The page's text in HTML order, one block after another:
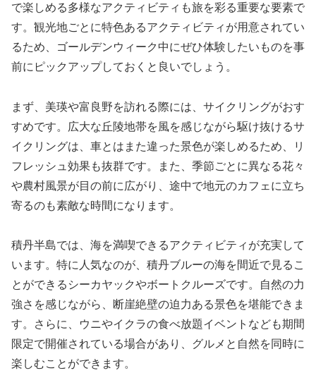
で楽しめる多様なアクティビティも旅を彩る重要な要素で
す。観光地ごとに特色あるアクティビティが用意されてい
るため、ゴールデンウィーク中にぜひ体験したいものを事
前にピックアップしておくと良いでしょう。
まず、美瑛や富良野を訪れる際には、サイクリングがおす
すめです。広大な丘陵地帯を風を感じながら駆け抜けるサ
イクリングは、車とはまた違った景色が楽しめるため、リ
フレッシュ効果も抜群です。また、季節ごとに異なる花々
や農村風景が目の前に広がり、途中で地元のカフェに立ち
寄るのも素敵な時間になります。
積丹半島では、海を満喫できるアクティビティが充実して
います。特に人気なのが、積丹ブルーの海を間近で見るこ
とができるシーカヤックやボートクルーズです。自然の力
強さを感じながら、断崖絶壁の迫力ある景色を堪能できま
す。さらに、ウニやイクラの食べ放題イベントなども期間
限定で開催されている場合があり、グルメと自然を同時に
楽しむことができます。